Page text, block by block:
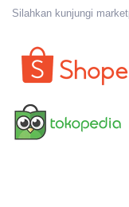
Silahkan kunjungi